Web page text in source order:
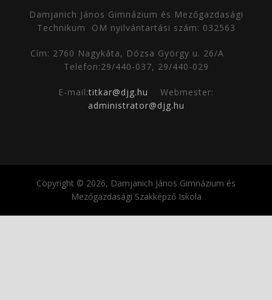
Damjanich János Gimnázium és Mezőgazdasági
Technikum
OM nyilvántartási szám: 032563
Cím: 2760 Nagykáta, Dózsa György u. 26/A
Telefon:29/440-037, 29/440-029
E-mail:titkar@djg.hu
Webmester:
administrator@djg.hu
Copyright © 2026, Damjanich János Gimnázium és
Mezőgazdasági Szakképző Iskola